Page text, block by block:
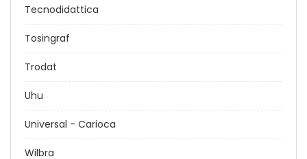
Tecnodidattica
Tosingraf
Trodat
Uhu
Universal - Carioca
Wilbra